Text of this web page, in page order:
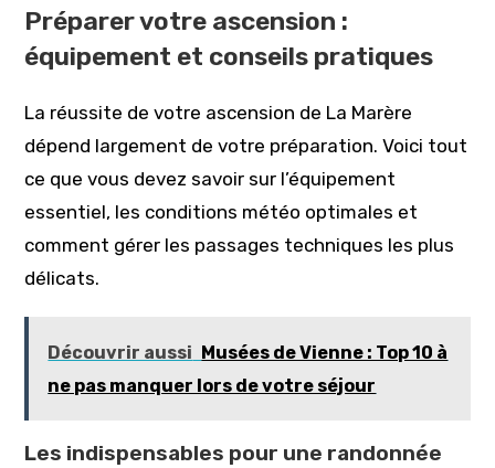
Préparer votre ascension :
équipement et conseils pratiques
La réussite de votre ascension de La Marère
dépend largement de votre préparation. Voici tout
ce que vous devez savoir sur l’équipement
essentiel, les conditions météo optimales et
comment gérer les passages techniques les plus
délicats.
Découvrir aussi
Musées de Vienne : Top 10 à
ne pas manquer lors de votre séjour
Les indispensables pour une randonnée